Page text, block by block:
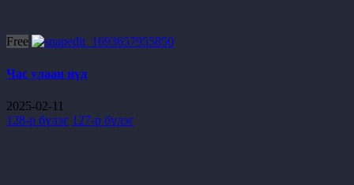
Free
Час улаан нүд
2025-02-11
128-р бүлэг 127-р бүлэг